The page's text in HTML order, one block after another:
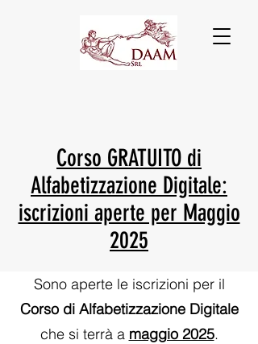
Corso GRATUITO di
Alfabetizzazione Digitale:
iscrizioni aperte per Maggio
2025
Sono aperte le iscrizioni per il
Corso di Alfabetizzazione Digitale
che si terrà a maggio 2025.